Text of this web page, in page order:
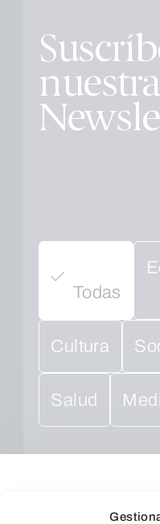
nuestra
Todas
Cultura
Salud